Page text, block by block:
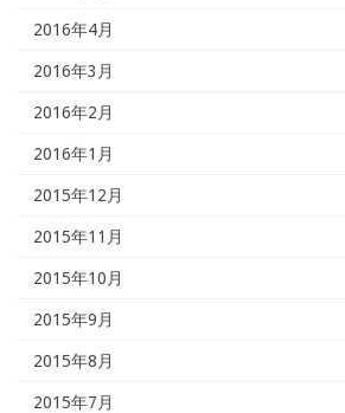
2016年4月
2016年3月
2016年2月
2016年1月
2015年12月
2015年11月
2015年10月
2015年9月
2015年8月
2015年7月